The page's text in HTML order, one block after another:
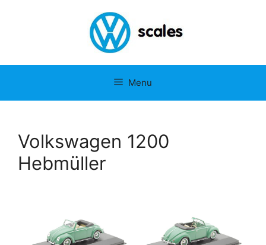
Menu
Volkswagen 1200
Hebmüller